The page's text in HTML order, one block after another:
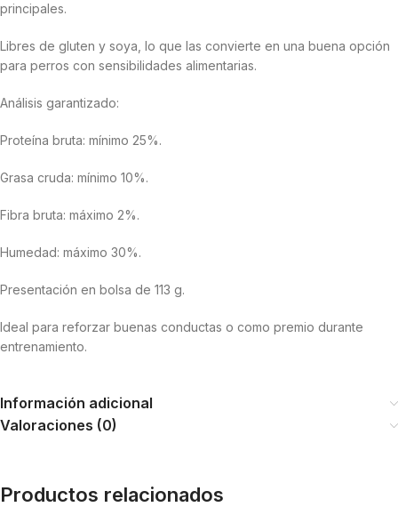
principales.
Libres de gluten y soya, lo que las convierte en una buena opción
para perros con sensibilidades alimentarias.
Análisis garantizado:
Proteína bruta: mínimo 25%.
Grasa cruda: mínimo 10%.
Fibra bruta: máximo 2%.
Humedad: máximo 30%.
Presentación en bolsa de 113 g.
Ideal para reforzar buenas conductas o como premio durante
entrenamiento.
Información adicional
Valoraciones (0)
Productos relacionados